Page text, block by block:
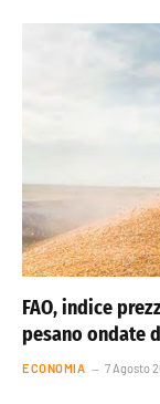
FAO, indice
pesano ondate
ECONOMIA 7 Agosto